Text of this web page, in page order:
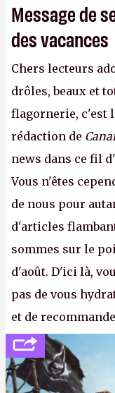
Message de
des vacances
Chers lecteurs
drôles, beaux et
flagornerie, c'est
rédaction de
news dans ce fil
Vous n'êtes
de nous pour
d'articles
sommes sur le
d'août. D'ici là,
pas de vous
et de
votre famille et
dans la rue. Bon